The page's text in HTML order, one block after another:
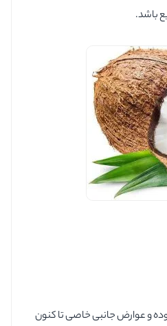
باشد.
و عوارض جانبی خاصی تا کنون